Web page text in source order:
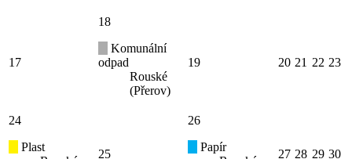
17
18
Komunální
odpad
Rouské
(Přerov)
19 20 21 22 23
24
Plast
25
26
Papír
27 28 29 30